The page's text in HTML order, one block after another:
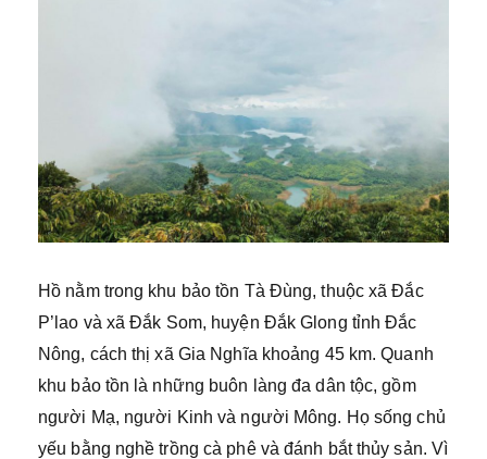
Hồ nằm trong khu bảo tồn Tà Đùng, thuộc xã Đắc
P’lao và xã Đắk Som, huyện Đắk Glong tỉnh Đắc
Nông, cách thị xã Gia Nghĩa khoảng 45 km. Quanh
khu bảo tồn là những buôn làng đa dân tộc, gồm
người Mạ, người Kinh và người Mông. Họ sống chủ
yếu bằng nghề trồng cà phê và đánh bắt thủy sản. Vì